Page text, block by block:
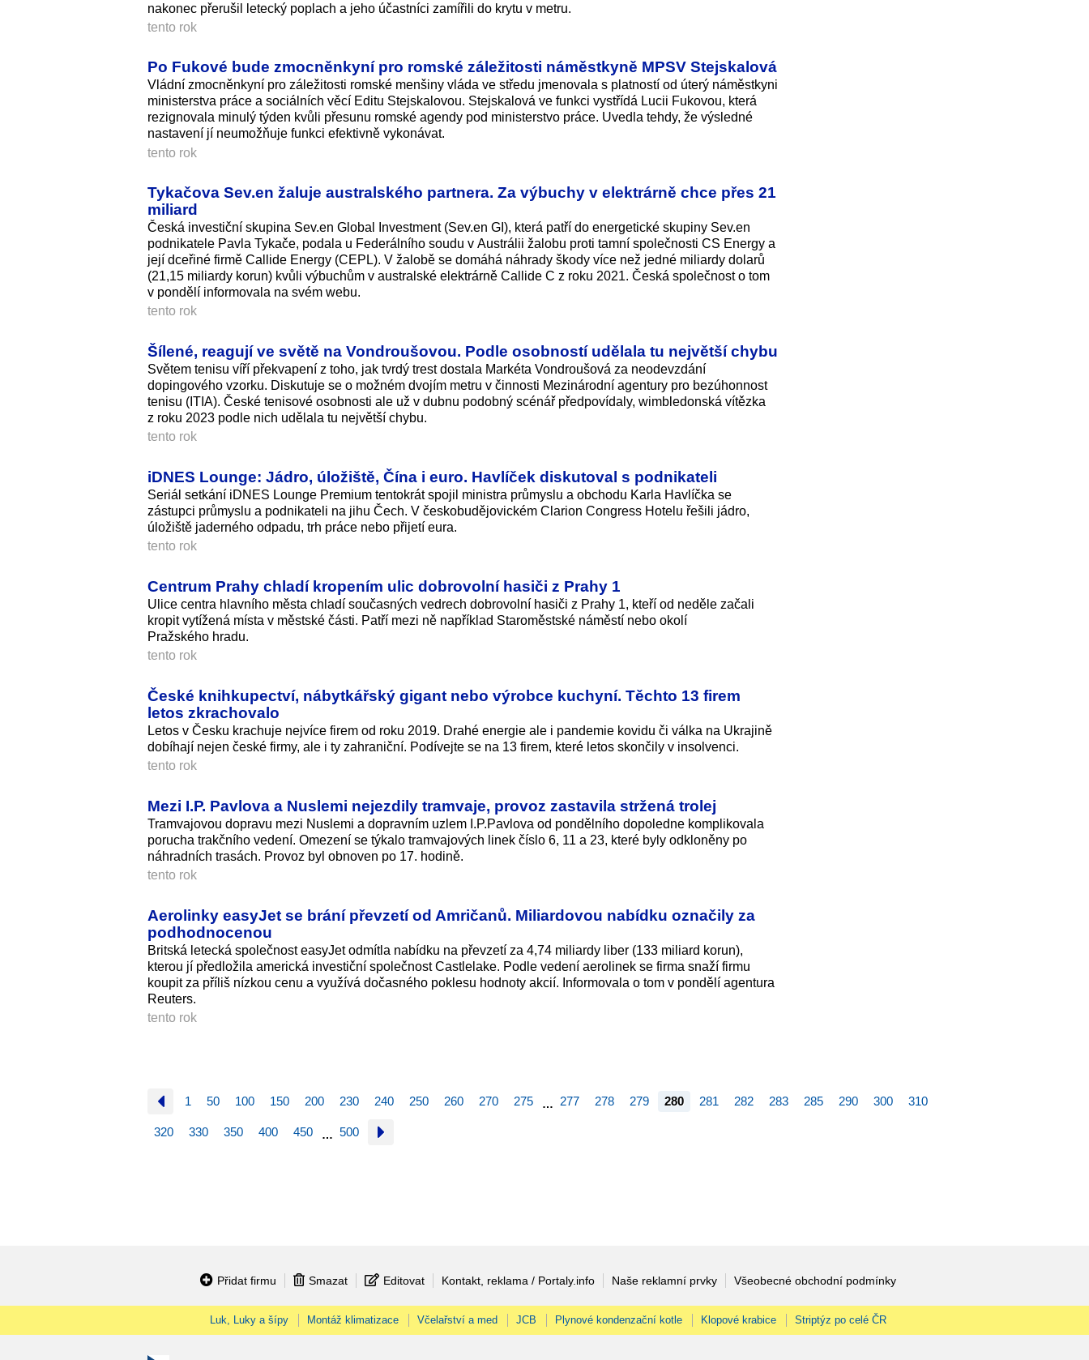
nakonec přerušil letecký poplach a jeho účastníci zamířili do krytu v metru.
tento rok
Po Fukové bude zmocněnkyní pro romské záležitosti náměstkyně MPSV Stejskalová
Vládní zmocněnkyní pro záležitosti romské menšiny vláda ve středu jmenovala s platností od úterý náměstkyni
ministerstva práce a sociálních věcí Editu Stejskalovou. Stejskalová ve funkci vystřídá Lucii Fukovou, která
rezignovala minulý týden kvůli přesunu romské agendy pod ministerstvo práce. Uvedla tehdy, že výsledné
nastavení jí neumožňuje funkci efektivně vykonávat.
tento rok
Tykačova Sev.en žaluje australského partnera. Za výbuchy v elektrárně chce přes 21
miliard
Česká investiční skupina Sev.en Global Investment (Sev.en GI), která patří do energetické skupiny Sev.en
podnikatele Pavla Tykače, podala u Federálního soudu v Austrálii žalobu proti tamní společnosti CS Energy a
její dceřiné firmě Callide Energy (CEPL). V žalobě se domáhá náhrady škody více než jedné miliardy dolarů
(21,15 miliardy korun) kvůli výbuchům v australské elektrárně Callide C z roku 2021. Česká společnost o tom
v pondělí informovala na svém webu.
tento rok
Šílené, reagují ve světě na Vondroušovou. Podle osobností udělala tu největší chybu
Světem tenisu víří překvapení z toho, jak tvrdý trest dostala Markéta Vondroušová za neodevzdání
dopingového vzorku. Diskutuje se o možném dvojím metru v činnosti Mezinárodní agentury pro bezúhonnost
tenisu (ITIA). České tenisové osobnosti ale už v dubnu podobný scénář předpovídaly, wimbledonská vítězka
z roku 2023 podle nich udělala tu největší chybu.
tento rok
iDNES Lounge: Jádro, úložiště, Čína i euro. Havlíček diskutoval s podnikateli
Seriál setkání iDNES Lounge Premium tentokrát spojil ministra průmyslu a obchodu Karla Havlíčka se
zástupci průmyslu a podnikateli na jihu Čech. V českobudějovickém Clarion Congress Hotelu řešili jádro,
úložiště jaderného odpadu, trh práce nebo přijetí eura.
tento rok
Centrum Prahy chladí kropením ulic dobrovolní hasiči z Prahy 1
Ulice centra hlavního města chladí současných vedrech dobrovolní hasiči z Prahy 1, kteří od neděle začali
kropit vytížená místa v městské části. Patří mezi ně například Staroměstské náměstí nebo okolí
Pražského hradu.
tento rok
České knihkupectví, nábytkářský gigant nebo výrobce kuchyní. Těchto 13 firem
letos zkrachovalo
Letos v Česku krachuje nejvíce firem od roku 2019. Drahé energie ale i pandemie kovidu či válka na Ukrajině
dobíhají nejen české firmy, ale i ty zahraniční. Podívejte se na 13 firem, které letos skončily v insolvenci.
tento rok
Mezi I.P. Pavlova a Nuslemi nejezdily tramvaje, provoz zastavila stržená trolej
Tramvajovou dopravu mezi Nuslemi a dopravním uzlem I.P.Pavlova od pondělního dopoledne komplikovala
porucha trakčního vedení. Omezení se týkalo tramvajových linek číslo 6, 11 a 23, které byly odkloněny po
náhradních trasách. Provoz byl obnoven po 17. hodině.
tento rok
Aerolinky easyJet se brání převzetí od Amričanů. Miliardovou nabídku označily za
podhodnocenou
Britská letecká společnost easyJet odmítla nabídku na převzetí za 4,74 miliardy liber (133 miliard korun),
kterou jí předložila americká investiční společnost Castlelake. Podle vedení aerolinek se firma snaží firmu
koupit za příliš nízkou cenu a využívá dočasného poklesu hodnoty akcií. Informovala o tom v pondělí agentura
Reuters.
tento rok
1 50 100 150 200 230 240 250 260 270 275 … 277 278 279 280 281 282 283 285 290 300 310
320 330 350 400 450 … 500
Přidat firmu Smazat Editovat Kontakt, reklama / Portaly.info Naše reklamní prvky Všeobecné obchodní podmínky
Luk, Luky a šípy Montáž klimatizace Včelařství a med JCB Plynové kondenzační kotle Klopové krabice Striptýz po celé ČR